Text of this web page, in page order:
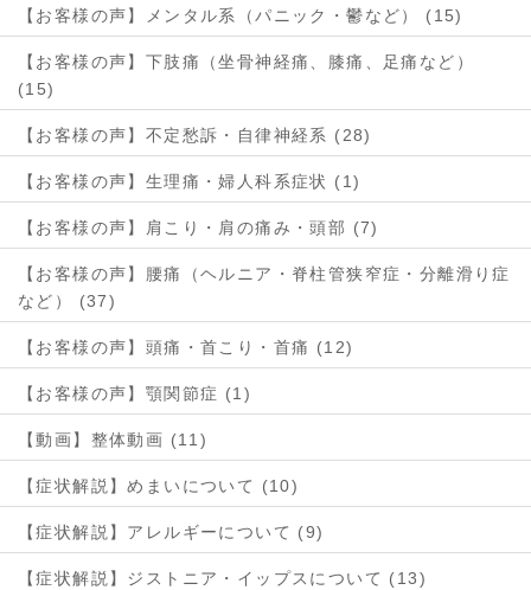
【お客様の声】メンタル系（パニック・鬱など） (15)
【お客様の声】下肢痛（坐骨神経痛、膝痛、足痛など）
(15)
【お客様の声】不定愁訴・自律神経系 (28)
【お客様の声】生理痛・婦人科系症状 (1)
【お客様の声】肩こり・肩の痛み・頭部 (7)
【お客様の声】腰痛（ヘルニア・脊柱管狭窄症・分離滑り症
など） (37)
【お客様の声】頭痛・首こり・首痛 (12)
【お客様の声】顎関節症 (1)
【動画】整体動画 (11)
【症状解説】めまいについて (10)
【症状解説】アレルギーについて (9)
【症状解説】ジストニア・イップスについて (13)